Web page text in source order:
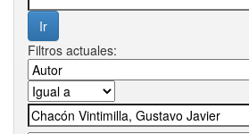
Filtros actuales: